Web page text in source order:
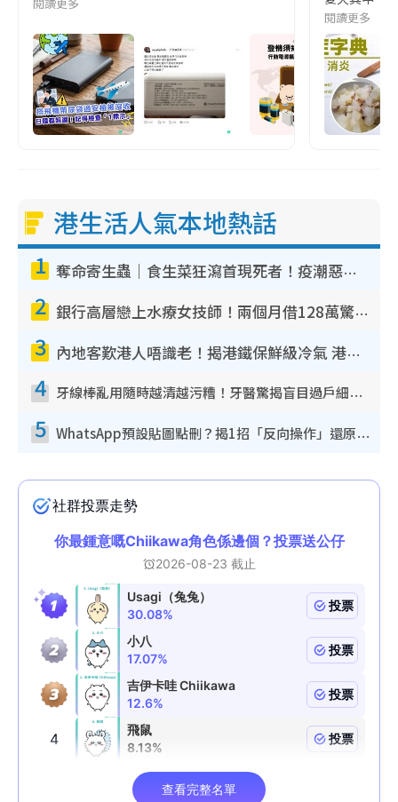
閱讀更多
閱讀更多
港生活人氣本地熱話
1 奪命寄生蟲｜食生菜狂瀉首現死者！疫潮惡化錄1.8萬宗病例 揭洗菜3大謬誤
2 銀行高層戀上水療女技師！兩個月借128萬驚覺「沉船」沉落火海 揭背後疑似邪教操控賣淫
3 內地客歎港人唔識老！揭港鐵保鮮級冷氣 港人求放過：咪投訴
4 牙線棒亂用隨時越清越污糟！牙醫驚揭盲目過戶細菌恐致蛀牙：呢種先係日常真保養
5 WhatsApp預設貼圖點刪？揭1招「反向操作」還原簡潔介面 附3步實測教學